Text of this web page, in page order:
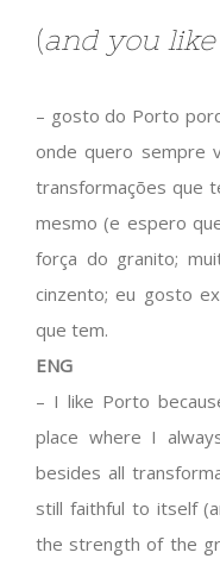
(and you
– gosto do Porto
onde quero sempre
transformações que
mesmo (e espero
força do granito;
cinzento; eu gosto
que tem.
ENG
– I like Porto
place where I
besides all
still faithful to itself
the strength of the